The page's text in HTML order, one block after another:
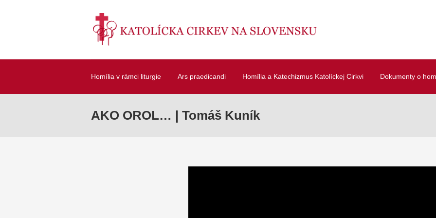
Homília v rámci liturgie Ars praedicandi Homília a Katechizmus Katolíckej Cirkvi Dokumenty o
AKO OROL… | Tomáš Kuník